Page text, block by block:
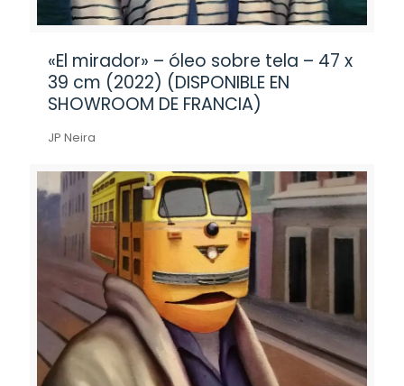
«El mirador» – óleo sobre tela – 47 x
39 cm (2022) (DISPONIBLE EN
SHOWROOM DE FRANCIA)
JP Neira